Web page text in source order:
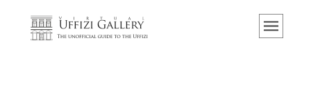
Home